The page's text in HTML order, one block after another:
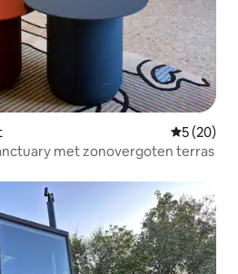
5 (20)
met zonovergoten terras